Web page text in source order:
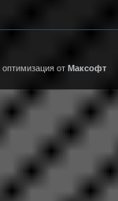
оптимизация от Максофт